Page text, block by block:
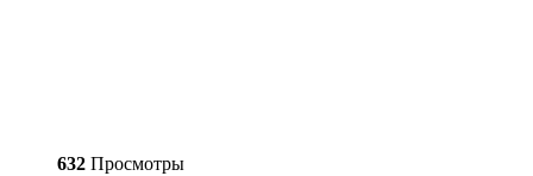
632 Просмотры